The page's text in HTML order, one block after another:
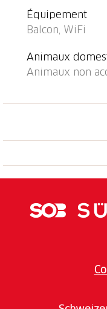
Les domaines
accessibles:
L'immeuble se
remontées
magnifique. Parking
Équipement
Balcon, WiFi
Animaux
Animaux non